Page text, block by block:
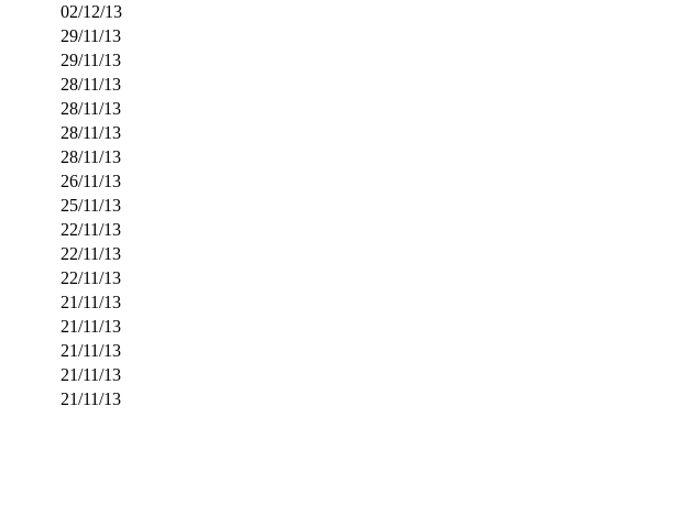
02/12/13
29/11/13
29/11/13
28/11/13
28/11/13
28/11/13
28/11/13
26/11/13
25/11/13
22/11/13
22/11/13
22/11/13
21/11/13
21/11/13
21/11/13
21/11/13
21/11/13